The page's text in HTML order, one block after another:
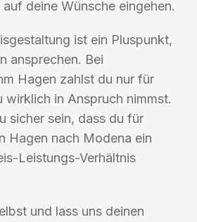
deine Wünsche eingehen.
ist ein Pluspunkt,
ansprechen. Bei
Hagen zahlst du nur für
wirklich in Anspruch nimmst.
sicher sein, dass du für
Hagen nach Modena ein
Leistungs-Verhältnis
und lass uns deinen